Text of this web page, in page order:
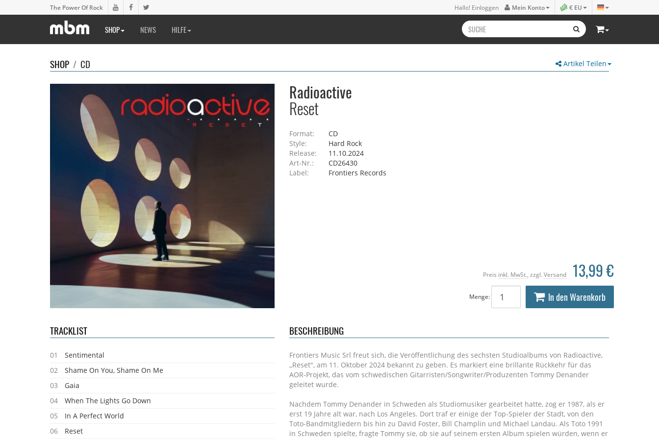
The Power Of Rock Hallo! Einloggen Mein Konto € EU
SHOP NEWS HILFE
Artikel Teilen
SHOP / CD
Radioactive
Reset
Format:
CD
Style:
Hard Rock
Release:
11.10.2024
Art-Nr.:
CD26430
Label:
Frontiers Records
Preis inkl. MwSt. , zzgl. Versand 13,99 €
Menge: In den Warenkorb
TRACKLIST
01
Sentimental
02
Shame On You, Shame On Me
03
Gaia
04
When The Lights Go Down
05
In A Perfect World
06
Reset
BESCHREIBUNG
Frontiers Music Srl freut sich, die Veröffentlichung des sechsten Studioalbums von Radioactive,
,,Reset", am 11. Oktober 2024 bekannt zu geben. Es markiert eine brillante Rückkehr für das
AOR-Projekt, das vom schwedischen Gitarristen/Songwriter/Produzenten Tommy Denander
geleitet wurde.
Nachdem Tommy Denander in Schweden als Studiomusiker gearbeitet hatte, zog er 1987, als er
erst 19 Jahre alt war, nach Los Angeles. Dort traf er einige der Top-Spieler der Stadt, von den
Toto-Bandmitgliedern bis hin zu David Foster, Bill Champlin und Michael Landau. Als Toto 1991
in Schweden spielte, fragte Tommy sie, ob sie auf seinem ersten Album spielen würden, wenn er